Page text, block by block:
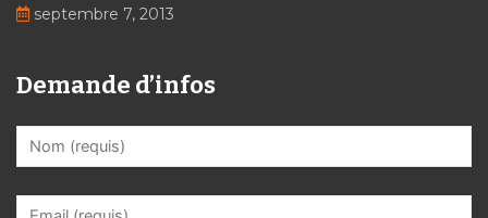
septembre 7, 2013
Demande d’infos